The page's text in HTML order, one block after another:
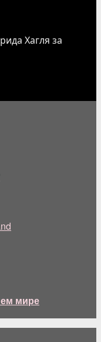
Хагля за
мире